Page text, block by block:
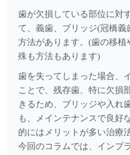
2025.12.05
メタルコアとファイバーコア
ものがはさまる＝受診のサイン
2025.10.07
歯を痛める2つの力
2025.09.08
歯が欠損している部位に対
て、義歯、ブリッジ(冠橋
方法があります。(歯の移
殊も方法もあります)
歯を失ってしまった場合、
ことで、残存歯、特に欠損
きるため、ブリッジや入れ
も、メインテナンスで良好
的にはメリットが多い治療
今回のコラムでは、インプ